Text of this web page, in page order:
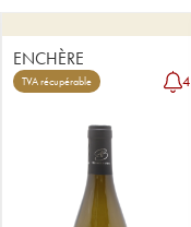
ENCHÈRE
TVA récupérable 4